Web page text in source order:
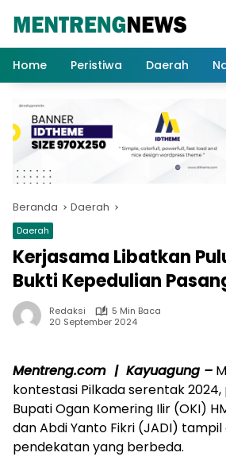
Home
Peristiwa Daerah
Beranda Daerah
Daerah
Kerjasama Libatkan
Bukti Kepedulian
Redaksi
5 Min Baca
20 September 2024
Mentreng.com | Kayuagung –
kontestasi Pilkada serentak
Bupati Ogan Komering Ilir (OKI)
dan Abdi Yanto Fikri (JADI)
pendekatan yang berbeda.